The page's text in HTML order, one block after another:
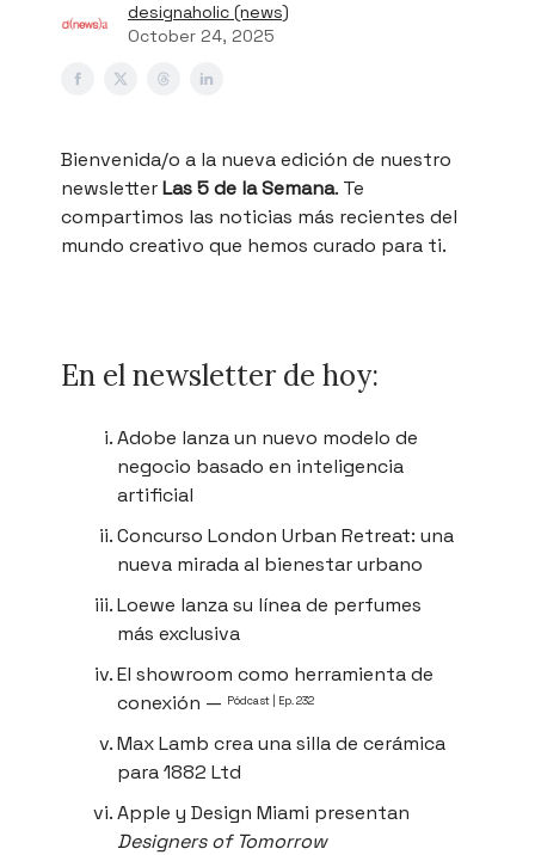
designaholic (news)
October 24, 2025
Bienvenida/o a la nueva edición de nuestro
newsletterLas 5 de la Semana. Te
compartimos las noticias más recientes del
mundo creativo que hemos curado para ti.
En el newsletter de hoy:
Adobe lanza un nuevo modelo de
negocio basado en inteligencia
artificial
Concurso London Urban Retreat: una
nueva mirada al bienestar urbano
Loewe lanza su línea de perfumes
más exclusiva
El showroom como herramienta de
conexión — Pódcast | Ep. 232
Max Lamb crea una silla de cerámica
para 1882 Ltd
Apple y Design Miami presentan
Designers of Tomorrow